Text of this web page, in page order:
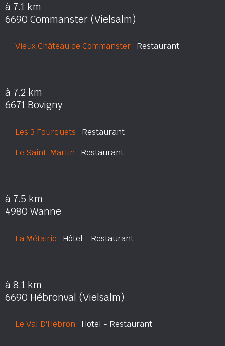
à 7.1 km
6690 Commanster (Vielsalm)
Vieux Château de Commanster Restaurant
à 7.2 km
6671 Bovigny
Les 3 Fourquets Restaurant
Le Saint-Martin Restaurant
à 7.5 km
4980 Wanne
La Métairie Hôtel - Restaurant
à 8.1 km
6690 Hébronval (Vielsalm)
Le Val D'Hébron Hotel - Restaurant